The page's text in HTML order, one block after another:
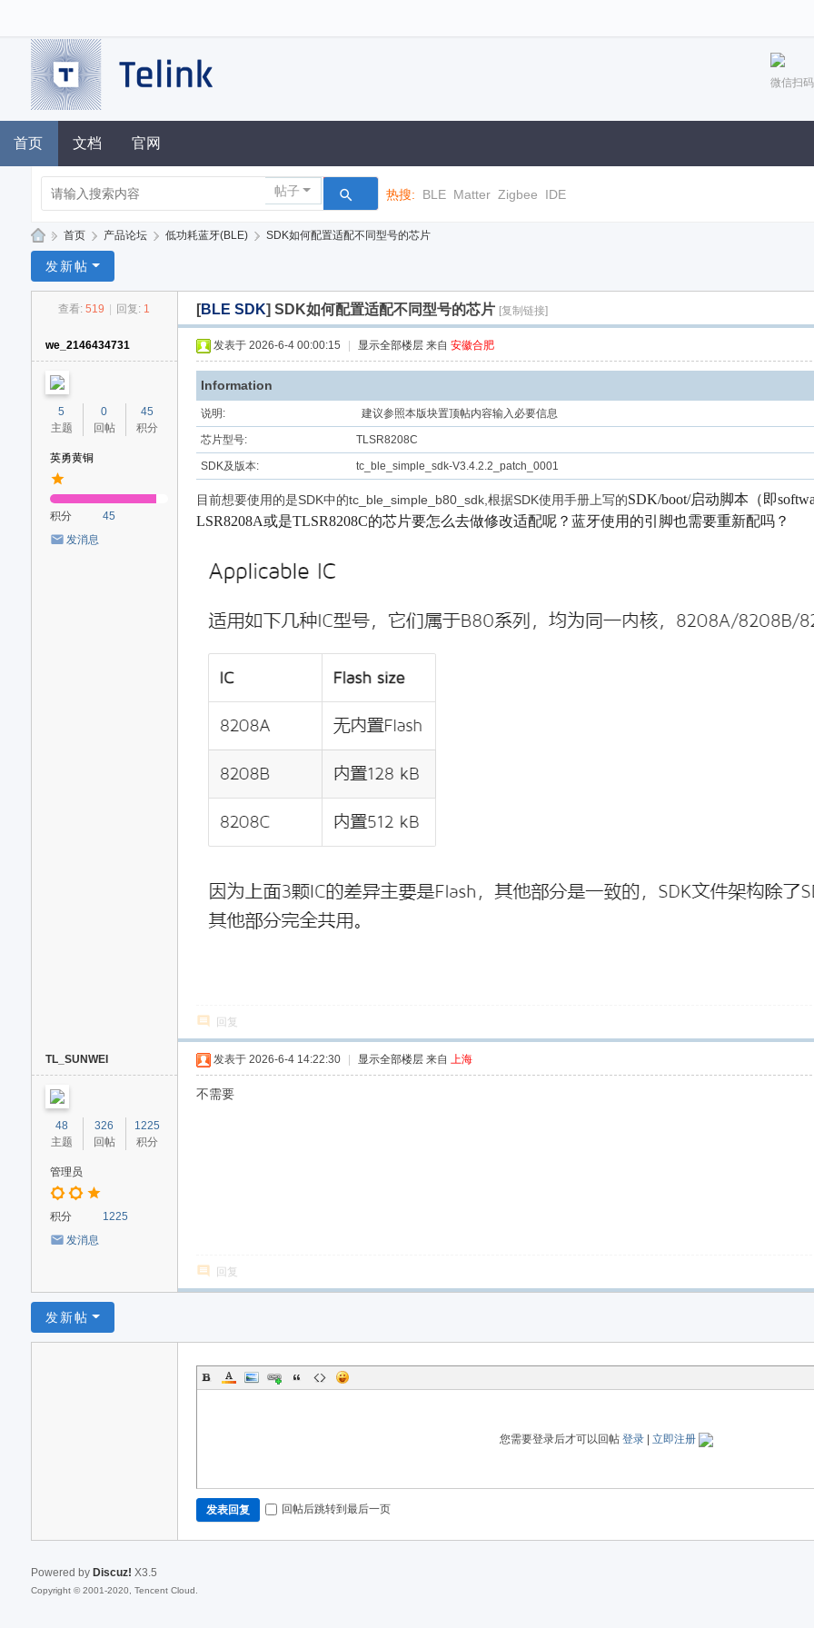
微信扫
首页 文档 官网
帖子 热搜: BLE Matter Zigbee IDE
凌
» 首页 › 产品论坛 › 低功耗蓝牙(BLE) › SDK如何配置适配不同型号的芯片
发新帖
查看: 519 回复: 1 [BLE SDK] SDK如何配置适配不同型号的芯片 [复制链接]
we_2146434731
5
主题
0
回帖
45
积分
英勇黄铜
积分
45
发消息
发表于 2026-6-4 00:00:15 显示全部楼层 来自 安徽合肥
Information
说明: 建议参照本版块置顶帖内容输入必要信息
芯片型号: TLSR8208C
SDK及版本: tc_ble_simple_sdk-V3.4.2.2_patch_0001
目前想要使用的是SDK中的tc_ble_simple_b80_sdk,根据SDK使用手册上写的SDK/boot/启动脚本（即
LSR8208A或是TLSR8208C的芯片要怎么去做修改适配呢？蓝牙使用的引脚也需要重新配吗？
回复
TL_SUNWEI
48
主题
326
回帖
1225
积分
管理员
积分
1225
发消息
发表于 2026-6-4 14:22:30 显示全部楼层来自 上海
不需要
回复
发新帖
您需要登录后才可以回帖 登录| 立即注册
发表回复 回帖后跳转到最后一页
Powered by Discuz! X3.5
Copyright © 2001-2020, Tencent Cloud.